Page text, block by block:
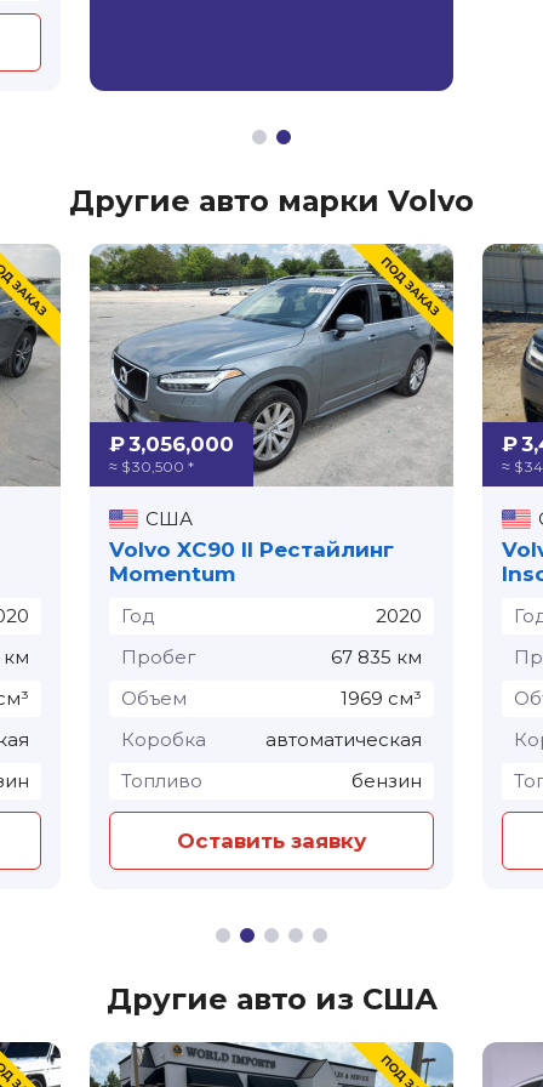
Другие авто марки Volvo
км
₽ 3,056,000
≈ $ 30,500 *
США
Volvo XC90 II Рестайлинг
Momentum
Год
2020
Пробег
67 835 км
Объем
1969 см³
Коробка
автоматическая
Топливо
бензин
Оставить заявку
₽
≈ $
Другие авто из США